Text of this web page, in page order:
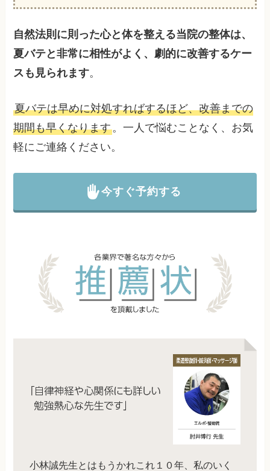
自然法則に則った心と体を整える当院の整体は、
夏バテと非常に相性がよく、劇的に改善するケー
スも見られます。
夏バテは早めに対処すればするほど、改善までの
期間も早くなります。一人で悩むことなく、お気
軽にご連絡ください。
今すぐ予約する
小林誠先生とはもうかれこれ１０年、私のいく